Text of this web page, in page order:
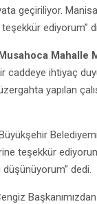
geçiriliyor.
ediyorum”
Mahalle
ihtiyaç
yapılan
teşekkür
düşünüyorum” dedi.